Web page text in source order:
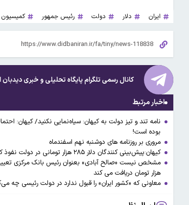
ایران دلار دولت رئیس جمهور
کانال رسمی تلگرام پایگاه تحلیلی و خبریدیدبان
اخبار مرتبط
نامه تند و تیز دولت به کیهان: سیاه‌نمایی نکنید/ کیهان:
بوده است!
مروری بر روزنامه های دوشنبه نهم اسفندماه
کیهان:پیش‌بینی کنندگان دلار ۲۸۵ هزار تومانی در دولت نفوذ کرده اند!
هزار تومان دریافت می کند
معاونی که «کشور ایران» را قبول ندارد در دولت رئیسی چه